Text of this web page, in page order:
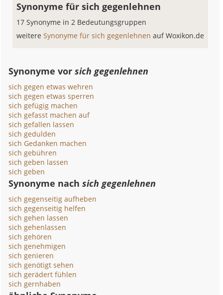
Synonyme für sich gegenlehnen
17 Synonyme in 2 Bedeutungsgruppen
weitereSynonyme für sich gegenlehnenauf Woxikon.de
Synonyme vorsich gegenlehnen
sich gegen etwas wehren
sich gegen etwas sperren
sich gefügig machen
sich gefasst machen auf
sich gefallen lassen
sich gedulden
sich Gedanken machen
sich gebühren
sich geben lassen
sich geben
Synonyme nachsich gegenlehnen
sich gegenseitig aufheben
sich gegenseitig helfen
sich gehen lassen
sich gehenlassen
sich gehören
sich genehmigen
sich genieren
sich genötigt sehen
sich gerädert fühlen
sich gernhaben